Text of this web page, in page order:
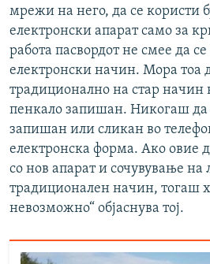
мрежи на него, да се користи
електронски апарат само за
работа пасвордот не смее да
електронски начин. Мора тоа
традиционално на стар начин
пенкало запишан. Никогаш да
запишан или сликан во
електронска форма. Ако овие
со нов апарат и сочувување на
традиционален начин, тогаш
невозможно“ објаснува тој.